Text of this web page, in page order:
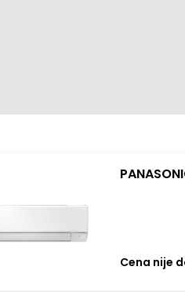
Cena nije